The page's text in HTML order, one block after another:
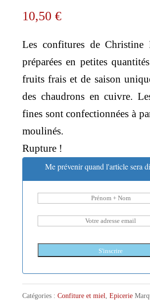
10,50 €
Les confitures de Christine
préparées en petites
fruits frais et de saison
des chaudrons en cuivre.
fines sont confectionnées à
moulinés.
Rupture !
Me prévenir quand l'article sera
S'inscrire
Catégories : Confiture et miel, Epicerie